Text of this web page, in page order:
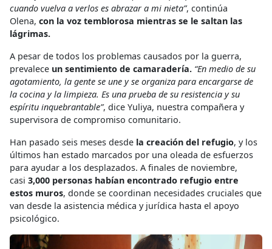
cuando vuelva a verlos es abrazar a mi nieta”, continúa
Olena, con la voz temblorosa mientras se le saltan las
lágrimas.
A pesar de todos los problemas causados por la guerra,
prevalece un sentimiento de camaradería. “En medio de su
agotamiento, la gente se une y se organiza para encargarse de
la cocina y la limpieza. Es una prueba de su resistencia y su
espíritu inquebrantable”, dice Yuliya, nuestra compañera y
supervisora de compromiso comunitario.
Han pasado seis meses desde la creación del refugio, y los
últimos han estado marcados por una oleada de esfuerzos
para ayudar a los desplazados. A finales de noviembre,
casi 3,000 personas habían encontrado refugio entre
estos muros, donde se coordinan necesidades cruciales que
van desde la asistencia médica y jurídica hasta el apoyo
psicológico.